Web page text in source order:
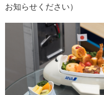
お知らせください）